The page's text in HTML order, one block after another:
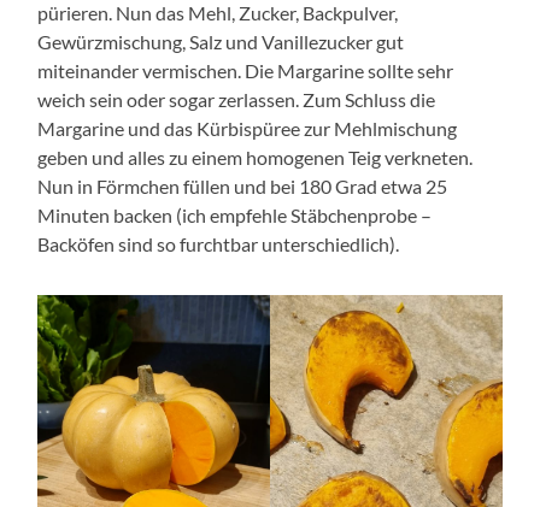
pürieren. Nun das Mehl, Zucker, Backpulver,
Gewürzmischung, Salz und Vanillezucker gut
miteinander vermischen. Die Margarine sollte sehr
weich sein oder sogar zerlassen. Zum Schluss die
Margarine und das Kürbispüree zur Mehlmischung
geben und alles zu einem homogenen Teig verkneten.
Nun in Förmchen füllen und bei 180 Grad etwa 25
Minuten backen (ich empfehle Stäbchenprobe –
Backöfen sind so furchtbar unterschiedlich).